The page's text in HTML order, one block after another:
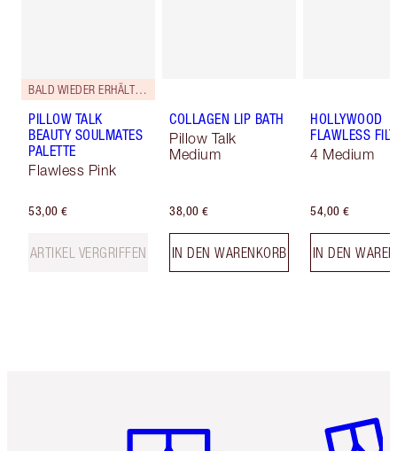
BALD WIEDER ERHÄLTLICH!
PILLOW TALK
BEAUTY SOULMATES
PALETTE
Flawless Pink
53,00 €
ARTIKEL VERGRIFFEN
COLLAGEN LIP BATH
Pillow Talk
Medium
38,00 €
IN DEN WARENKORB
HOLLYWOOD
FLAWLESS
4 Medium
54,00 €
IN DEN